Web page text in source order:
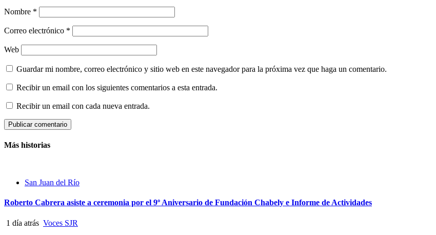
Nombre *
Correo electrónico *
Web
Guardar mi nombre, correo electrónico y sitio web en este navegador para la próxima vez que haga un comentario.
Recibir un email con los siguientes comentarios a esta entrada.
Recibir un email con cada nueva entrada.
Más historias
San Juan del Río
Roberto Cabrera asiste a ceremonia por el 9º Aniversario de Fundación Chabely e Informe de Actividades
1 día atrás Voces SJR